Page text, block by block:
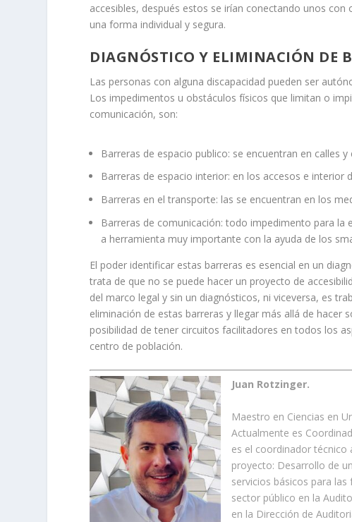
accesibles, después estos se irían conectando unos
una forma individual y segura.
DIAGNÓSTICO Y ELIMINACIÓN DE
Las personas con alguna discapacidad pueden ser
Los impedimentos u obstáculos físicos que limitan o
comunicación, son:
Barreras de espacio publico: se encuentran en calles
Barreras de espacio interior: en los accesos e interior
Barreras en el transporte: las se encuentran en los
Barreras de comunicación: todo impedimento para la
a herramienta muy importante con la ayuda de los
El poder identificar estas barreras es esencial en un
trata de que no se puede hacer un proyecto de
del marco legal y sin un diagnósticos, ni viceversa, es
eliminación de estas barreras y llegar más allá de hacer
posibilidad de tener circuitos facilitadores en todos los
centro de población.
Juan Rotzinger.
Maestro en Ciencias en
Actualmente es
es el coordinador técnico
proyecto: Desarrollo de
servicios básicos para
sector público en la
en la Dirección de